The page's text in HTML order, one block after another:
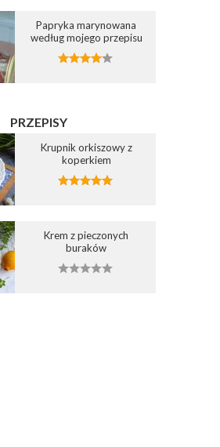
Papryka marynowana
według mojego przepisu
PRZEPISY
Krupnik orkiszowy z
koperkiem
Krem z pieczonych
buraków